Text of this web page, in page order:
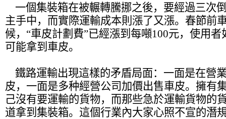
一個集裝箱在被輾轉騰挪之後，要經過三次
主手中，而實際運輸成本則漲了又漲。春節前
候，“車皮計劃費”已經漲到每噸100元，使用
可能拿到車皮。
鐵路運輸出現這樣的矛盾局面：一面是在營
皮，一面是多种經營公司加價出售車皮。擁有
己沒有要運輸的貨物，而那些急於運輸貨物的
道拿到集裝箱。這個行業內大家心照不宣的潛